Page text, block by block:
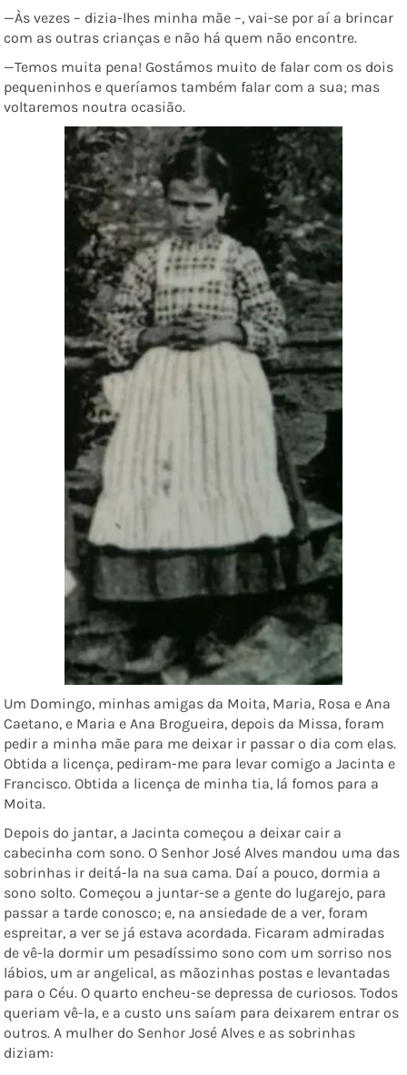
—Às vezes – dizia-lhes minha mãe –, vai-se por aí a brincar
com as outras crianças e não há quem não encontre.
—Temos muita pena! Gostámos muito de falar com os dois
pequeninhos e queríamos também falar com a sua; mas
voltaremos noutra ocasião.
Um Domingo, minhas amigas da Moita, Maria, Rosa e Ana
Caetano, e Maria e Ana Brogueira, depois da Missa, foram
pedir a minha mãe para me deixar ir passar o dia com elas.
Obtida a licença, pediram-me para levar comigo a Jacinta e
Francisco. Obtida a licença de minha tia, lá fomos para a
Moita.
Depois do jantar, a Jacinta começou a deixar cair a
cabecinha com sono. O Senhor José Alves mandou uma das
sobrinhas ir deitá-la na sua cama. Daí a pouco, dormia a
sono solto. Começou a juntar-se a gente do lugarejo, para
passar a tarde conosco; e, na ansiedade de a ver, foram
espreitar, a ver se já estava acordada. Ficaram admiradas
de vê-la dormir um pesadíssimo sono com um sorriso nos
lábios, um ar angelical, as mãozinhas postas e levantadas
para o Céu. O quarto encheu-se depressa de curiosos. Todos
queriam vê-la, e a custo uns saíam para deixarem entrar os
outros. A mulher do Senhor José Alves e as sobrinhas
diziam: